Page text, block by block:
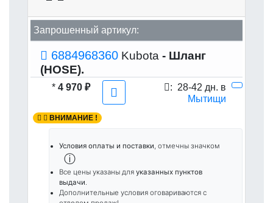
Запрошенный артикул:
6884968360 Kubota - Шланг
(HOSE).
* 4 970 ₽ : 28-42 дн. в
Мытищи
ВНИМАНИЕ !
Условия оплаты и поставки, отмечны значком
ⓘ
Все цены указаны для указанных пунктов
выдачи.
Дополнительные условия оговариваются с